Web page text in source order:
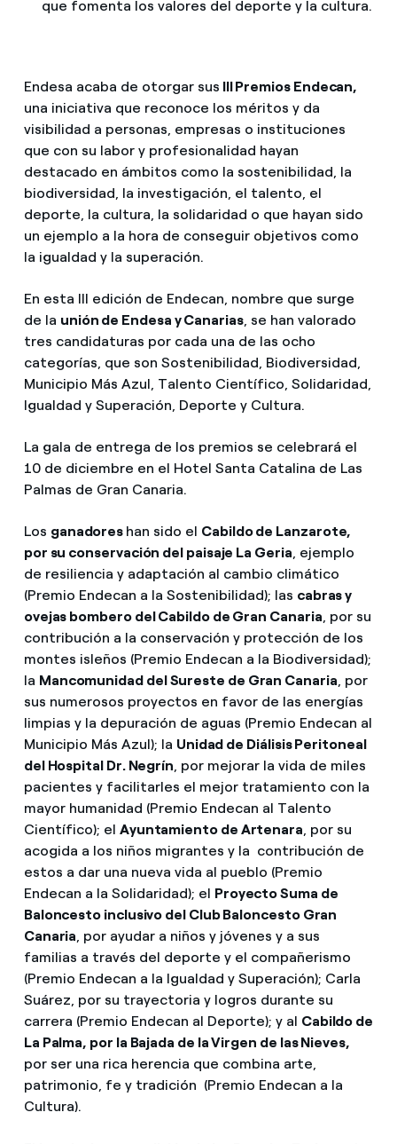
que fomenta los valores del deporte y la cultura.
Endesa acaba de otorgar sus III Premios Endecan,
una iniciativa que reconoce los méritos y da
visibilidad a personas, empresas o instituciones
que con su labor y profesionalidad hayan
destacado en ámbitos como la sostenibilidad, la
biodiversidad, la investigación, el talento, el
deporte, la cultura, la solidaridad o que hayan sido
un ejemplo a la hora de conseguir objetivos como
la igualdad y la superación.
En esta III edición de Endecan, nombre que surge
de la unión de Endesa y Canarias, se han valorado
tres candidaturas por cada una de las ocho
categorías, que son Sostenibilidad, Biodiversidad,
Municipio Más Azul, Talento Científico, Solidaridad,
Igualdad y Superación, Deporte y Cultura.
La gala de entrega de los premios se celebrará el
10 de diciembre en el Hotel Santa Catalina de Las
Palmas de Gran Canaria.
Los ganadores han sido el Cabildo de Lanzarote,
por su conservación del paisaje La Geria, ejemplo
de resiliencia y adaptación al cambio climático
(Premio Endecan a la Sostenibilidad); las cabras y
ovejas bombero del Cabildo de Gran Canaria, por su
contribución a la conservación y protección de los
montes isleños (Premio Endecan a la Biodiversidad);
la Mancomunidad del Sureste de Gran Canaria, por
sus numerosos proyectos en favor de las energías
limpias y la depuración de aguas (Premio Endecan al
Municipio Más Azul); la Unidad de Diálisis Peritoneal
del Hospital Dr. Negrín, por mejorar la vida de miles
pacientes y facilitarles el mejor tratamiento con la
mayor humanidad (Premio Endecan al Talento
Científico); el Ayuntamiento de Artenara, por su
acogida a los niños migrantes y la contribución de
estos a dar una nueva vida al pueblo (Premio
Endecan a la Solidaridad); el Proyecto Suma de
Baloncesto inclusivo del Club Baloncesto Gran
Canaria, por ayudar a niños y jóvenes y a sus
familias a través del deporte y el compañerismo
(Premio Endecan a la Igualdad y Superación); Carla
Suárez, por su trayectoria y logros durante su
carrera (Premio Endecan al Deporte); y al Cabildo de
La Palma, por la Bajada de la Virgen de las Nieves,
por ser una rica herencia que combina arte,
patrimonio, fe y tradición (Premio Endecan a la
Cultura).